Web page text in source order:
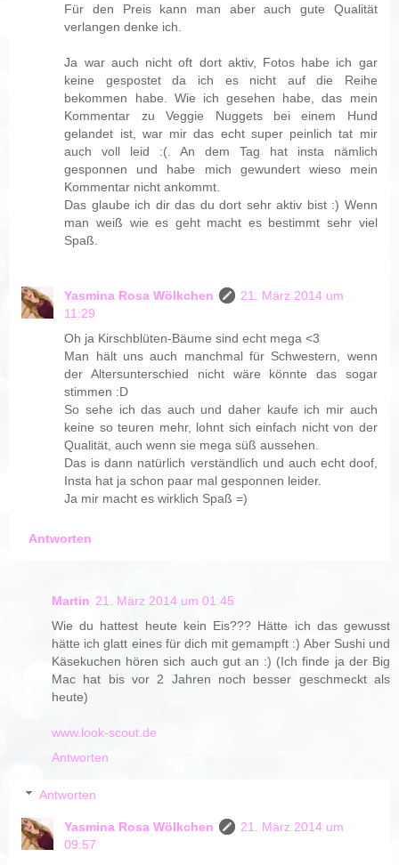
Für den Preis kann man aber auch gute Qualität
verlangen denke ich.
Ja war auch nicht oft dort aktiv, Fotos habe ich gar
keine gespostet da ich es nicht auf die Reihe
bekommen habe. Wie ich gesehen habe, das mein
Kommentar zu Veggie Nuggets bei einem Hund
gelandet ist, war mir das echt super peinlich tat mir
auch voll leid :(. An dem Tag hat insta nämlich
gesponnen und habe mich gewundert wieso mein
Kommentar nicht ankommt.
Das glaube ich dir das du dort sehr aktiv bist :) Wenn
man weiß wie es geht macht es bestimmt sehr viel
Spaß.
Yasmina Rosa Wölkchen
21. März 2014 um
11:29
Oh ja Kirschblüten-Bäume sind echt mega <3
Man hält uns auch manchmal für Schwestern, wenn
der Altersunterschied nicht wäre könnte das sogar
stimmen :D
So sehe ich das auch und daher kaufe ich mir auch
keine so teuren mehr, lohnt sich einfach nicht von der
Qualität, auch wenn sie mega süß aussehen.
Das is dann natürlich verständlich und auch echt doof,
Insta hat ja schon paar mal gesponnen leider.
Ja mir macht es wirklich Spaß =)
Antworten
Martin 21. März 2014 um 01:45
Wie du hattest heute kein Eis??? Hätte ich das gewusst
hätte ich glatt eines für dich mit gemampft :) Aber Sushi und
Käsekuchen hören sich auch gut an :) (Ich finde ja der Big
Mac hat bis vor 2 Jahren noch besser geschmeckt als
heute)
www.look-scout.de
Antworten
Antworten
Yasmina Rosa Wölkchen
21. März 2014 um
09:57